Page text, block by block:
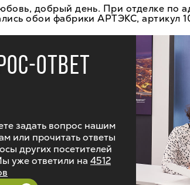
добрый день. При отделке по
обои фабрики АРТЭКС, артикул
ОТВЕТ
задать вопрос нашим
или прочитать ответы
других посетителей
уже ответили на 4512